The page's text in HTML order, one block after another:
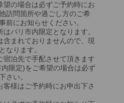
望の場合は必ずご予約時にお
訪問箇所や過ごし方のご希
前にお知らせください。
パリ市内限定となります。
含まれておりませんので、現
なります。
宿泊先で手配させて頂きます
限定)をご希望の場合は必ず
さい。
客様はご予約時にお申出下さ